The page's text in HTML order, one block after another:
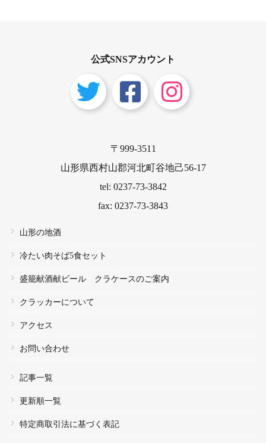
公式SNSアカウント
〒999-3511
山形県西村山郡河北町谷地己56-17
tel: 0237-73-3842
fax: 0237-73-3843
山形の地酒
冷たい肉そば5食セット
盛籠献酒献ビール クラケースのご案内
クラッカーについて
アクセス
お問い合わせ
記事一覧
更新順一覧
特定商取引法に基づく表記